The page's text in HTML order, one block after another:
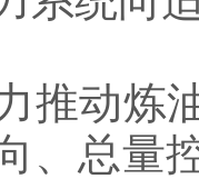
推动炼
、总量